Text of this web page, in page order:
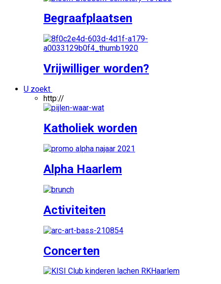
Begraafplaatsen
Vrijwilliger worden?
U zoekt
http://
Katholiek worden
Alpha Haarlem
Activiteiten
Concerten